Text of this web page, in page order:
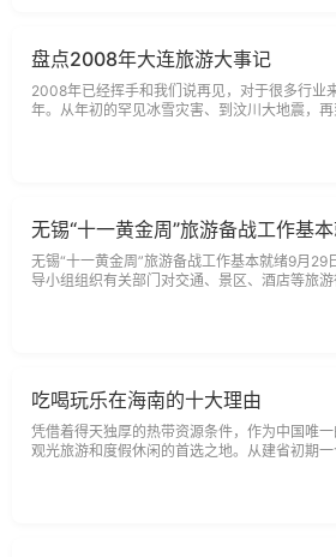
盘点2008年大连旅游大事记
2008年已经挥手和我们说再见，对于很多行业
年。从年初的罕见冰雪灾害、到汶川大地震，
无锡“十一黄金周”旅游备战工作基
无锡“十一黄金周”旅游备战工作基本就绪9月29
导小组组织有关部门对交通、景区、酒店等旅
吃喝玩乐在海南的十大理由
凭借着得天独厚的热带资源条件，作为中国唯
观光旅游和度假休闲的首选之地。从建省初期